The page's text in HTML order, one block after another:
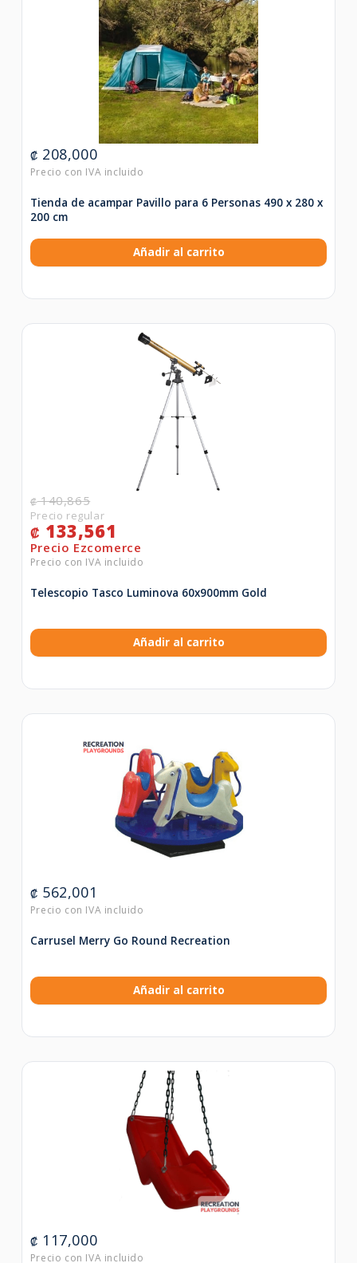
₡ 208,000
Tienda de acampar Pavillo para 6 Personas 490 x 280 x
200 cm
Añadir al carrito
₡140,865
₡ 133,561
Telescopio Tasco Luminova 60x900mm Gold
Añadir al carrito
₡ 562,001
Carrusel Merry Go Round Recreation
Añadir al carrito
₡ 117,000